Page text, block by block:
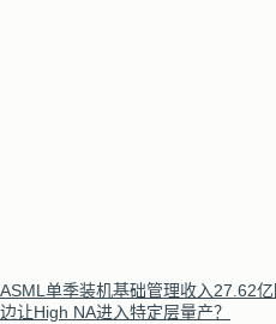
ASML单季装机基础管理收入27.62
边让High NA进入特定层量产？